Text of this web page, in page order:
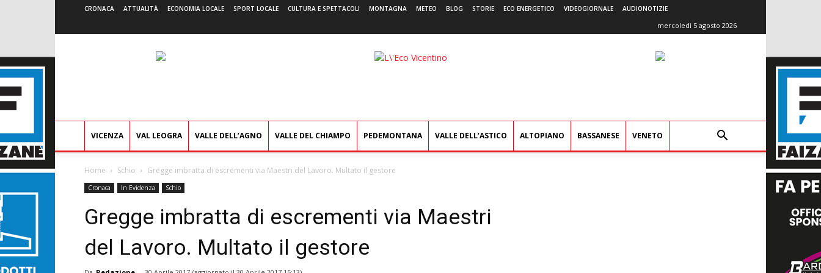
CRONACA ATTUALITÀ ECONOMIA LOCALE SPORT LOCALE CULTURA E SPETTACOLI MONTAGNA METEO BLOG STORIE ECO ENERGETICO VIDEOGIORNALE AUDIONOTIZIE
mercoledì 5 agosto 2026
L'Eco
VICENZA VAL LEOGRA VALLE DELL’AGNO VALLE DEL CHIAMPO PEDEMONTANA VALLE DELL’ASTICO ALTOPIANO BASSANESE VENETO
Home Schio Gregge imbratta di escrementi via Maestri del Lavoro. Multato il gestore
Cronaca In Evidenza Schio
Gregge imbratta di escrementi via Maestri
del Lavoro. Multato il gestore